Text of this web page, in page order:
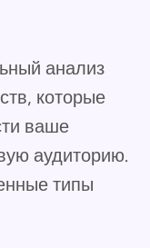
анализ
которые
ваше
аудиторию.
типы